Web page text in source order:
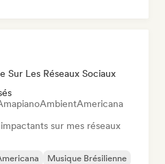
Sur Les Réseaux Sociaux
AmbientAmericana
sur mes réseaux
Musique Brésilienne